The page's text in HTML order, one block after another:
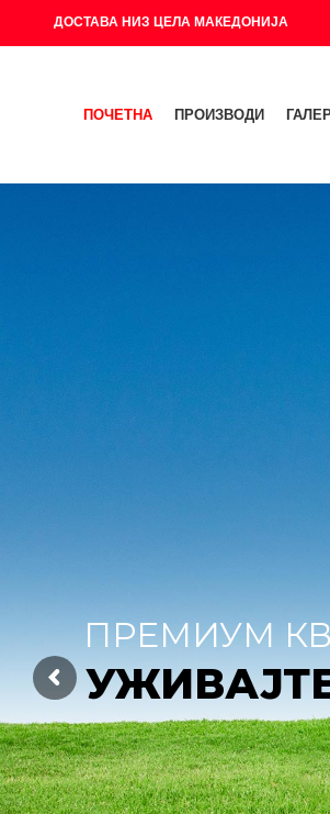
ДОСТАВА НИЗ ЦЕЛА МАКЕДОНИЈА
ПОЧЕТНА ПРОИЗВОДИ
ПРЕМИУМ